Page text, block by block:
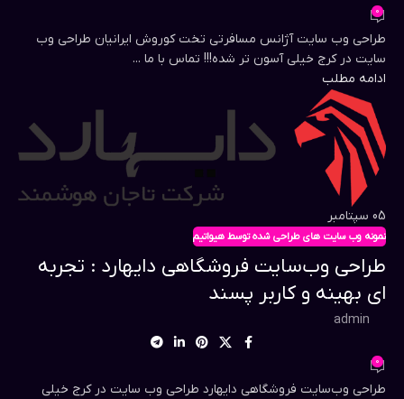
0
طراحی وب سایت آژانس مسافرتی تخت کوروش ایرانیان طراحی وب
سایت در کرج خیلی آسون تر شده!!! تماس با ما ...
ادامه مطلب
05 سپتامبر
نمونه وب سایت های طراحی شده توسط هیواتیم
طراحی وب‌سایت فروشگاهی دایهارد : تجربه
ای بهینه و کاربر پسند
admin
0
طراحی وب‌سایت فروشگاهی دایهارد طراحی وب سایت در کرج خیلی